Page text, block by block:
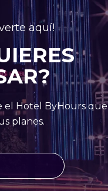
aquí!
el Hotel ByHours que
planes.